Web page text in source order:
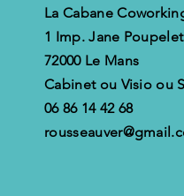
La Cabane
1 Imp. Jane Poupelet
72000 Le Mans
Cabinet ou Visio ou
06 86 14 42 68